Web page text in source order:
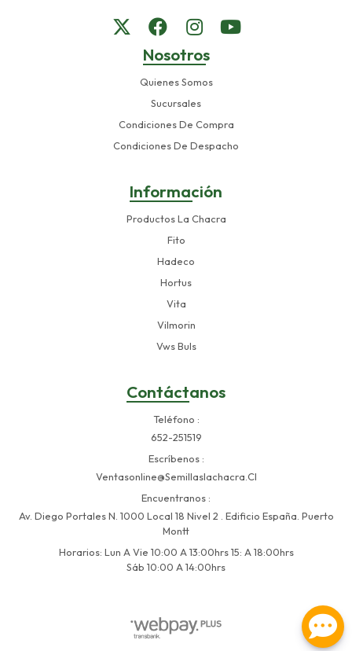
Nosotros
Quienes Somos
Sucursales
Condiciones De Compra
Condiciones De Despacho
Información
Productos La Chacra
Fito
Hadeco
Hortus
Vita
Vilmorin
Vws Buls
Contáctanos
Teléfono
652-251519
Escríbenos
Ventasonline@semillaslachacra.cl
Encuentranos
Av. Diego Portales N. 1000 Local 18 Nivel 2 . Edificio España. Puerto
Montt
Horarios: Lun A Vie 10:00 A 13:00hrs 15: A 18:00hrs
Sáb 10:00 A 14:00hrs